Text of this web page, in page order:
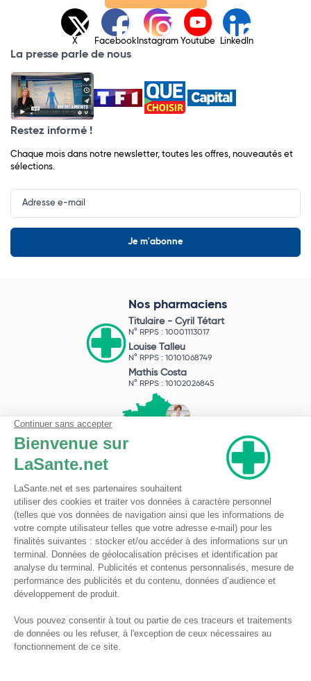
X Facebook Instagram Youtube LinkedIn
La presse parle de nous
Restez informé !
Chaque mois dans notre newsletter, toutes les offres, nouveautés et
sélections.
Input
Newsletter
Nos pharmaciens
Titulaire - Cyril Tétart
N° RPPS : 10001113017
Louise Talleu
N° RPPS : 10101068749
Mathis Costa
N° RPPS : 10102026845
Pharmacie du Bizet
Licence ARS : 590009874
Licence Ordinale : 126921
49 boulevard Bizet
59650 Villeneuve d'Ascq
Contactez-nous !